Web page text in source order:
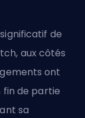
de
aux côtés
ont
fin de partie
sa